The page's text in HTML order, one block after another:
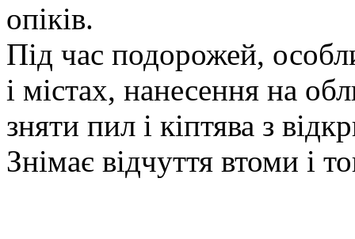
опіків.
Під час подорожей,
і містах, нанесення на
зняти пил і кіптява з
Знімає відчуття втоми і